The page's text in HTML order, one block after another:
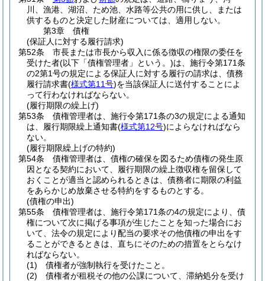
川、漁港、湖沼、ため池、水路等公共の用に供し、または
供するものと決定した財産については、適用しない。
第3章
債権
(保証人に対する履行請求)
第52条
市長または市長から収入に係る徴収の権限の委任を
受けた者(以下「債権管理者」という。)は、施行令第171条
の2第1号の規定による保証人に対する履行の請求は、債務
履行請求書(様式第11号)を当該保証人に送付することによ
って行わなければならない。
(履行期限の繰上げ)
第53条
債権管理者は、施行令第171条の3の規定による通知
は、履行期限繰上通知書(様式第12号)によらなければなら
ない。
(履行期限繰上げの特約)
第54条
債権管理者は、債権の確保を図るため債権の発生原
因となる契約において、履行期限の繰上徴収権を留保して
おくことが適当と認められるときは、債務者に期限の利益
をあらかじめ放棄させる特約をするものとする。
(債権の申出)
第55条
債権管理者は、施行令第171条の4の規定により、債
権について次に掲げる事項が生じたことを知った場合にお
いて、法令の規定により配当の要求その他債権の申出をす
ることができるときは、直ちにそのための措置をとらなけ
ればならない。
(1)
債権者が強制執行を受けたこと。
(2)
債権者が租税その他の公課について、滞納処分を受け